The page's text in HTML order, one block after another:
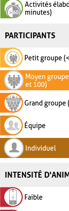
Activités
minutes)
PARTICIPANTS
Petit groupe
Moyen
et 100)
Grand groupe
Équipe
Individuel
INTENSITÉ
Faible